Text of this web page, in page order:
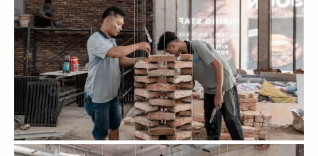
71
BẾP TRUNG TÂM
The Street
72
JOLLIBEE
CN Cần Thơ